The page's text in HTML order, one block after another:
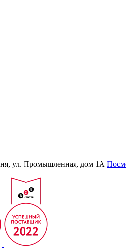
ул. Промышленная, дом 1А